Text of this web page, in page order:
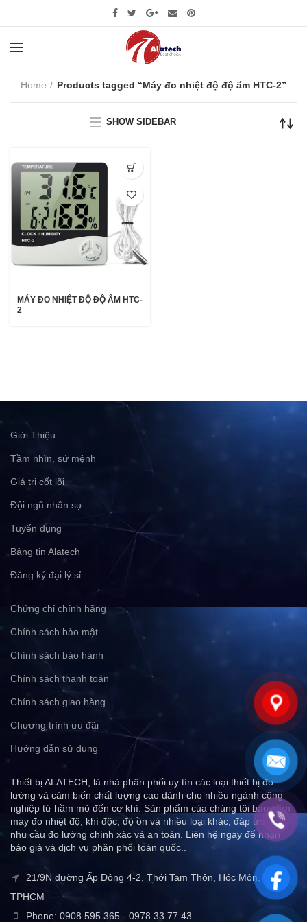
Home Products tagged “Máy đo nhiệt độ độ ẩm HTC-2”
SHOW SIDEBAR
MÁY ĐO NHIỆT ĐỘ ĐỘ ẨM HTC-
2
Giới Thiệu
Tầm nhìn, sứ mệnh
Giá trị cốt lõi
Đội ngũ nhân sự
Tuyển dụng
Bảng tin Alatech
Đăng ký đại lý sỉ
Chứng chỉ chính hãng
Chính sách bảo mật
Chính sách bảo hành
Chính sách thanh toán
Chính sách giao hàng
Chương trình ưu đãi
Hướng dẫn sử dụng
Thiết bị ALATECH, là nhà phân phối uy tín các loại thiết bị đo
lường và cảm biến chất lượng cao dành cho nhiều ngành công
nghiệp từ hầm mỏ đến cơ khí. Sản phẩm của chúng tôi bao gồm
máy đo nhiệt độ, khí độc, độ ồn và nhiều loại khác, đáp ứng mọi
nhu cầu đo lường chính xác và an toàn. Liên hệ ngay để nhận
báo giá và dịch vụ phân phối toàn quốc..
21/9N đường Ấp Đông 4-2, Thới Tam Thôn, Hóc Môn,
TPHCM
Phone: 0908 595 365 - 0978 33 77 43